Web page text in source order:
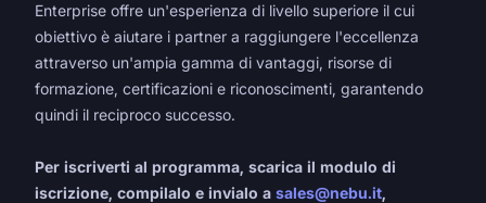
Enterprise offre un'esperienza di livello superiore il cui
obiettivo è aiutare i partner a raggiungere l'eccellenza
attraverso un'ampia gamma di vantaggi, risorse di
formazione, certificazioni e riconoscimenti, garantendo
quindi il reciproco successo.
Per iscriverti al programma, scarica il modulo di
iscrizione, compilalo e invialo a sales@nebu.it,